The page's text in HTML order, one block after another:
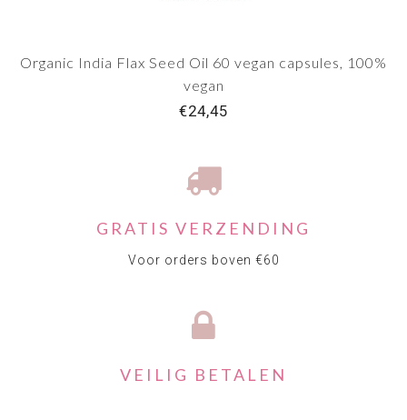
Organic India Flax Seed Oil 60 vegan capsules, 100%
vegan
€24,45
GRATIS VERZENDING
Voor orders boven €60
VEILIG BETALEN